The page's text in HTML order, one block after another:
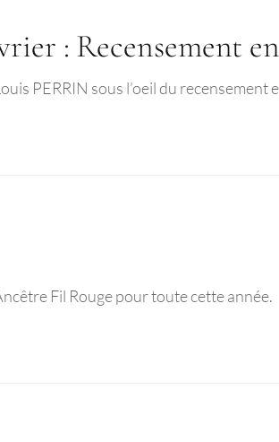
: Recensement en
PERRIN sous l’oeil du recensement
Fil Rouge pour toute cette année.